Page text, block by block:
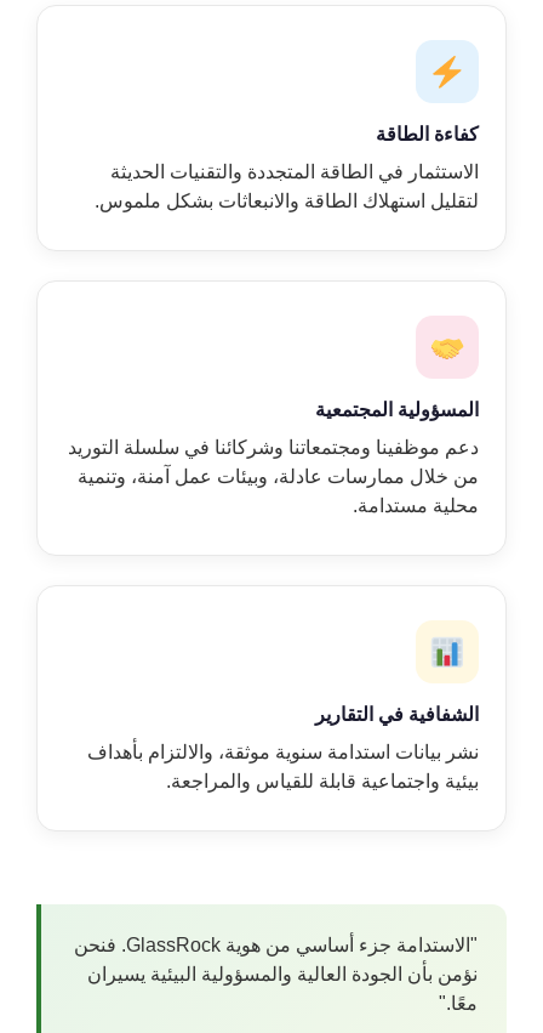
كفاءة الطاقة
الاستثمار في الطاقة المتجددة والتقنيات الحديثة
لتقليل استهلاك الطاقة والانبعاثات بشكل ملموس.
المسؤولية المجتمعية
دعم موظفينا ومجتمعاتنا وشركائنا في سلسلة التوريد
من خلال ممارسات عادلة، وبيئات عمل آمنة، وتنمية
محلية مستدامة.
الشفافية في التقارير
نشر بيانات استدامة سنوية موثقة، والالتزام بأهداف
بيئية واجتماعية قابلة للقياس والمراجعة.
"الاستدامة جزء أساسي من هوية GlassRock. فنحن
نؤمن بأن الجودة العالية والمسؤولية البيئية يسيران
معًا."